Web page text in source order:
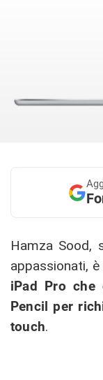
Hamza Sood,
appassionati,
iPad Pro che
Pencil per
touch.